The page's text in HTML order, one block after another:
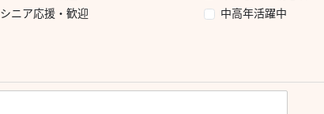
シニア応援・歓迎
中高年活躍中